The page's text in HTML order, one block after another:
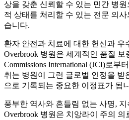
상을 갖춘 신뢰할 수 있는 민간 병
적 상태를 처리할 수 있는 전문 의
습니다.
환자 안전과 치료에 대한 헌신과 우
Overbrook 병원은 세계적인 품질 보
Commissions International (JCI)로부
취는 병원이 그런 글로벌 인정을 받
으로 기록되는 중요한 이정표가 됩
풍부한 역사와 흔들림 없는 사명,
Overbrook 병원은 치앙라이 주의